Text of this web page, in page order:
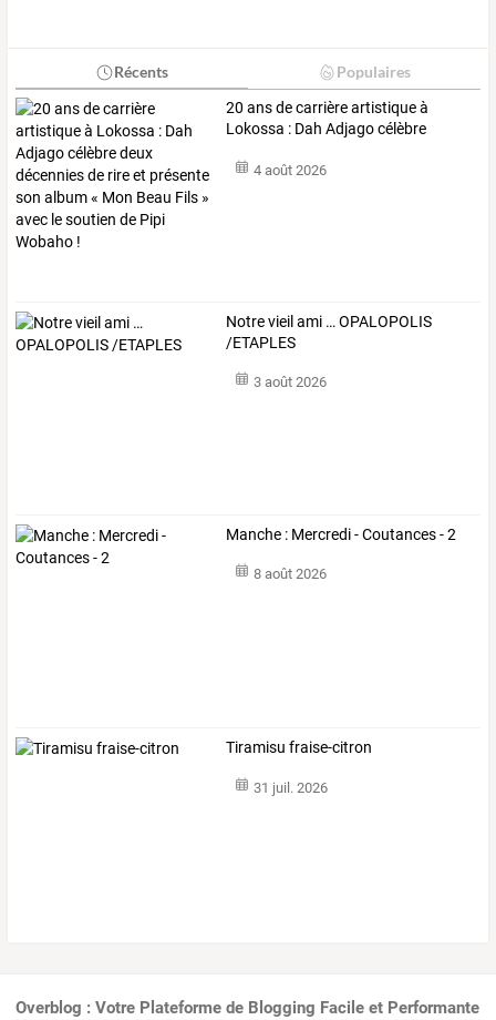
Récents Populaires
20 ansdecarrièreartistiqueà
Lokossa : Dah Adjagocélèbre
4 août 2026
Notre vieil ami … OPALOPOLIS
/ETAPLES
3 août 2026
Manche : Mercredi - Coutances - 2
8 août 2026
Tiramisu fraise-citron
31 juil. 2026
Overblog : Votre Plateforme de Blogging Facile et Performante